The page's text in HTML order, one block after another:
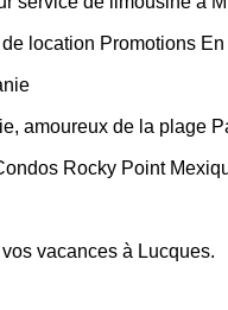
location Promotions
amoureux de la plage
Rocky Point
vacances à Lucques.